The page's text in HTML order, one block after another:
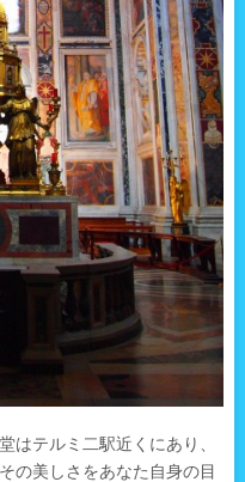
はテルミ二駅近くにあり、
の美しさをあなた自身の目